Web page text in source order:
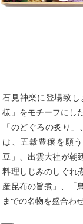
石見神楽に登場致し
様」をモチーフにし
「のどぐろの炙り
は、五穀豊穣を願
豆」、出雲大社が朝
料理しじみのしぐれ
産昆布の旨煮」、「
までの名物を盛合わ